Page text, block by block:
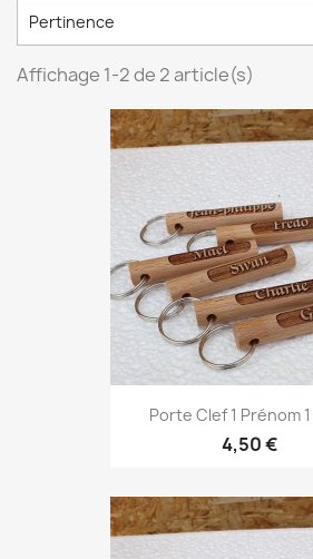
Pertinence
Affichage 1-2 de 2 article(s)
Porte Clef 1 Prénom 1
4,50 €